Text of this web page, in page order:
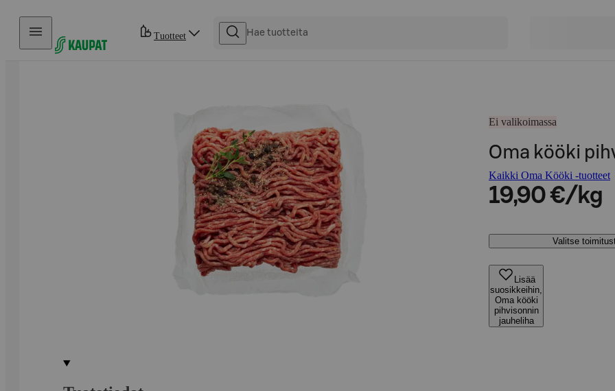
Hyppää sisältöön
Tuotteet
Ei valikoimassa
Oma kööki
Kaikki Oma Kööki -tuotteet
19,90 €/kg
Valitse
Lisää
suosikkeihin,
Oma kööki
pihvisonnin
jauheliha